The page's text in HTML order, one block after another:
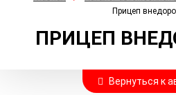
Прицеп
ПРИЦЕП
Вернуться к